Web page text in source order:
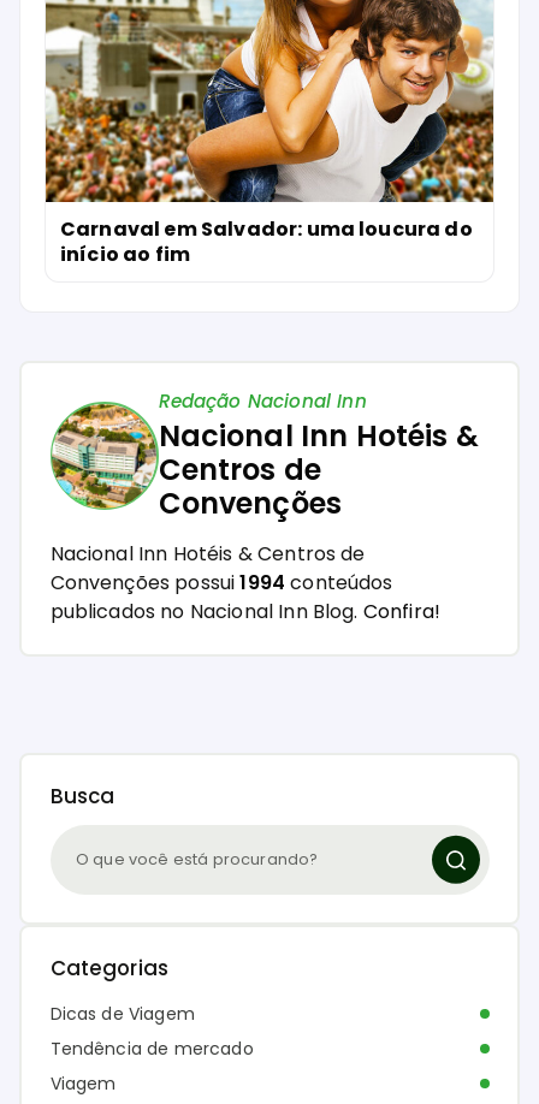
Carnaval em Salvador: uma loucura do
início ao fim
Redação Nacional Inn
Nacional Inn Hotéis &
Centros de
Convenções
Nacional Inn Hotéis & Centros de
Convenções possui1994 conteúdos
publicados no Nacional Inn Blog. Confira!
Busca
Categorias
Dicas de Viagem
Tendência de mercado
Viagem